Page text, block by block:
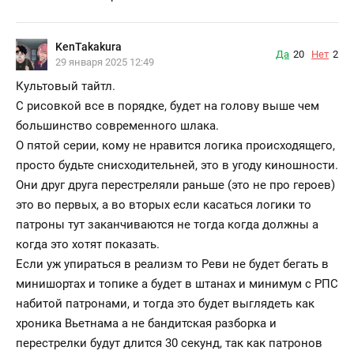
KenTakakura
29 января 2025 12:49
Да 20 Нет 2
Культовый тайтл.
С рисовкой все в порядке, будет на голову выше чем
большинство современного шлака.
О пятой серии, кому не нравится логика происходящего,
просто будьте снисходительней, это в угоду киношности.
Они друг друга перестреляли раньше (это не про героев)
это во первых, а во вторых если касаться логики то
патроны тут заканчиваются не тогда когда должны а
когда это хотят показать.
Если уж упираться в реализм то Реви не будет бегать в
минишортах и топике а будет в штанах и минимум с РПС
набитой патронами, и тогда это будет выглядеть как
хроника Вьетнама а не бандитская разборка и
перестрелки будут длится 30 секунд, так как патронов